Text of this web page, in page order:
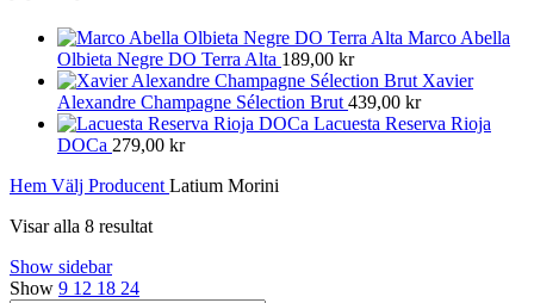
Marco Abella
Olbieta Negre DO Terra Alta 189,00 kr
Xavier
Alexandre Champagne Sélection Brut 439,00 kr
Lacuesta Reserva Rioja
DOCa 279,00 kr
Hem Välj Producent Latium Morini
Visar alla 8 resultat
Show sidebar
Show 9 12 18 24